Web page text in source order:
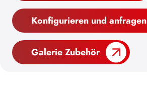
Konfigurieren und anfragen
Galerie Zubehör